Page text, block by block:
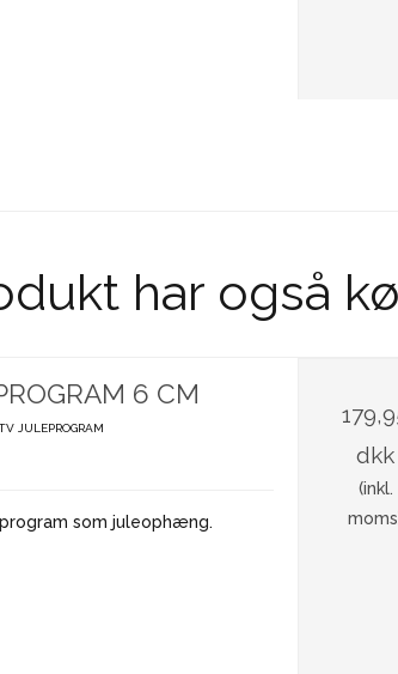
har også
6 CM
JULEPROGRAM
som juleophæng.
dkk
(inkl.